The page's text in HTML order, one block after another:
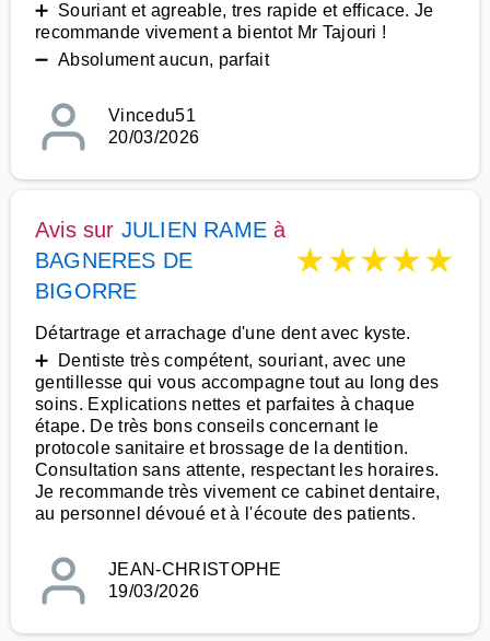
➕ Souriant et agreable, tres rapide et efficace. Je
recommande vivement a bientot Mr Tajouri !
➖ Absolument aucun, parfait
Vincedu51
20/03/2026
Avis sur JULIEN RAME à
BAGNERES DE
BIGORRE
★★★★★
Détartrage et arrachage d'une dent avec kyste.
➕ Dentiste très compétent, souriant, avec une
gentillesse qui vous accompagne tout au long des
soins. Explications nettes et parfaites à chaque
étape. De très bons conseils concernant le
protocole sanitaire et brossage de la dentition.
Consultation sans attente, respectant les horaires.
Je recommande très vivement ce cabinet dentaire,
au personnel dévoué et à l'écoute des patients.
JEAN-CHRISTOPHE
19/03/2026